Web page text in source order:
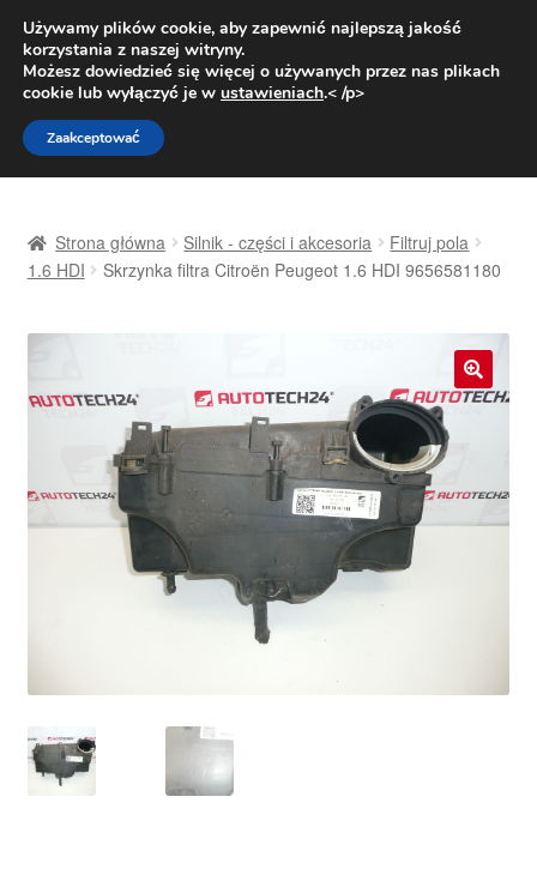
DOSTAWA od 31 zł
Pn.-pt. 9:00-16:00800 003 167
Przejdź
do
nawigacji
Przejdź
do
treści
Dostawa
Kontakt
Moje konto
Skarga
Strona główna Silnik - części i akcesoria
Filtruj pola
1.6 HDI
Skrzynka filtra Citroën Peugeot 1.6 HDI 9656581180
🔍
Używamy plików cookie, aby zapewnić najlepszą jakość
korzystania z naszej witryny.
Możesz dowiedzieć się więcej o używanych przez nas plikach
cookie lub wyłączyć je w ustawieniach.< /p>
Zaakceptować